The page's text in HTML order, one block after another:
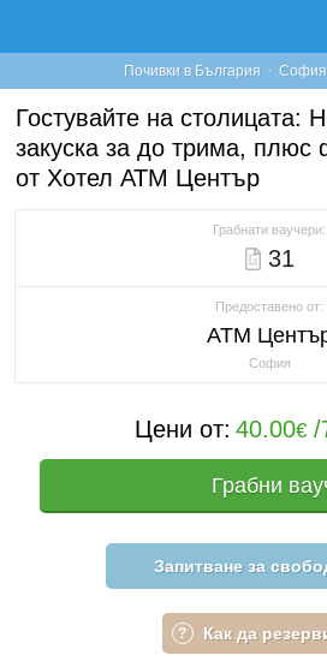
Почивки в България · София
Гостувайте на столицата:
закуска за до трима, плюс
от Хотел АТМ Център
Грабнати ваучери:
31
Предоставено от:
АТМ
София
Цени от: 40.00€ /
Грабни
Запитване за
Как да